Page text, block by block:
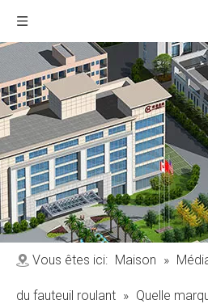
Vous êtes ici: Maison »
du fauteuil roulant » Quelle